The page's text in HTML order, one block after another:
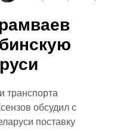
транспорта
обсудил с
поставку